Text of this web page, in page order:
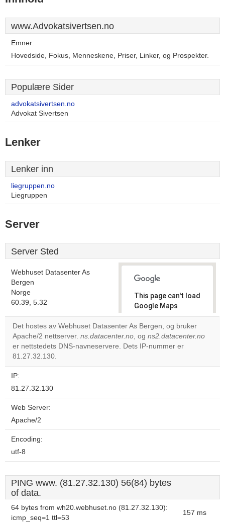
www.Advokatsivertsen.no
Emner:
Hovedside, Fokus, Menneskene, Priser, Linker, og Prospekter.
Populære Sider
advokatsivertsen.no
Advokat Sivertsen
Lenker
Lenker inn
liegruppen.no
Liegruppen
Server
Server Sted
Webhuset Datasenter As
Bergen
Norge
60.39, 5.32
This page can't load
Google Maps
correctly.
Do you
own this
Det hostes av Webhuset Datasenter As Bergen, og bruker
Apache/2 nettserver. ns.datacenter.no, og ns2.datacenter.no
er nettstedets DNS-navneservere. Dets IP-nummer er
81.27.32.130.
IP:
81.27.32.130
Web Server:
Apache/2
Encoding:
utf-8
PING www. (81.27.32.130) 56(84) bytes
of data.
64 bytes from wh20.webhuset.no (81.27.32.130):
icmp_seq=1 ttl=53
157 ms